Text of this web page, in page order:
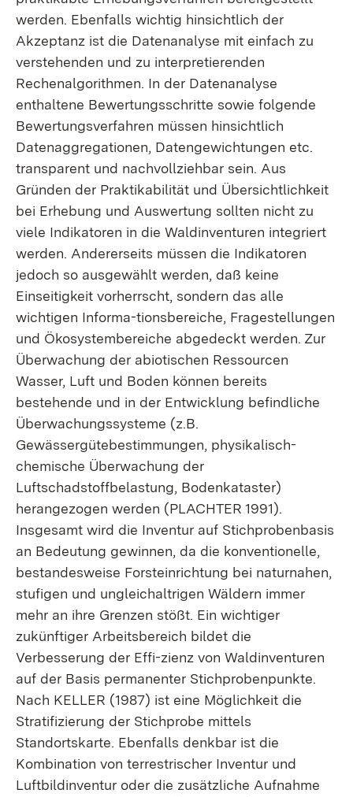
werden. Ebenfalls wichtig hinsichtlich der
Akzeptanz ist die Datenanalyse mit einfach zu
verstehenden und zu interpretierenden
Rechenalgorithmen. In der Datenanalyse
enthaltene Bewertungsschritte sowie folgende
Bewertungsverfahren müssen hinsichtlich
Datenaggregationen, Datengewichtungen etc.
transparent und nachvollziehbar sein. Aus
Gründen der Praktikabilität und Übersichtlichkeit
bei Erhebung und Auswertung sollten nicht zu
viele Indikatoren in die Waldinventuren integriert
werden. Andererseits müssen die Indikatoren
jedoch so ausgewählt werden, daß keine
Einseitigkeit vorherrscht, sondern das alle
wichtigen Informa-tionsbereiche, Fragestellungen
und Ökosystembereiche abgedeckt werden. Zur
Überwachung der abiotischen Ressourcen
Wasser, Luft und Boden können bereits
bestehende und in der Entwicklung befindliche
Überwachungssysteme (z.B.
Gewässergütebestimmungen, physikalisch-
chemische Überwachung der
Luftschadstoffbelastung, Bodenkataster)
herangezogen werden (PLACHTER 1991).
Insgesamt wird die Inventur auf Stichprobenbasis
an Bedeutung gewinnen, da die konventionelle,
bestandesweise Forsteinrichtung bei naturnahen,
stufigen und ungleichaltrigen Wäldern immer
mehr an ihre Grenzen stößt. Ein wichtiger
zukünftiger Arbeitsbereich bildet die
Verbesserung der Effi-zienz von Waldinventuren
auf der Basis permanenter Stichprobenpunkte.
Nach KELLER (1987) ist eine Möglichkeit die
Stratifizierung der Stichprobe mittels
Standortskarte. Ebenfalls denkbar ist die
Kombination von terrestrischer Inventur und
Luftbildinventur oder die zusätzliche Aufnahme